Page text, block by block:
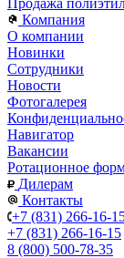
Продажа
Компания
О компании
Новинки
Сотрудники
Новости
Фотогалерея
Навигатор
Вакансии
Ротационное
Дилерам
Контакты
+7 (831) 266-16-
+7 (831) 266-16-15
8 (800) 500-78-35